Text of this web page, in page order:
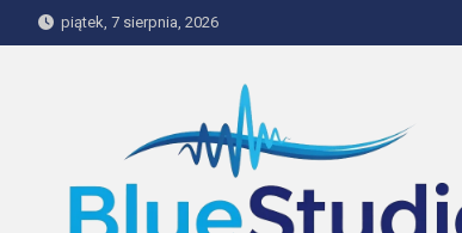
to
piątek, 7 sierpnia, 2026